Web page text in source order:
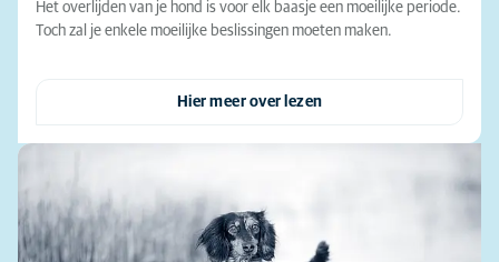
Het overlijden van je hond is voor elk baasje een moeilijke periode.
Toch zal je enkele moeilijke beslissingen moeten maken.
Hier meer over lezen